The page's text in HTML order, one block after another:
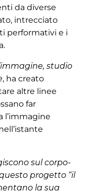
da diverse
intrecciato
performativi e i
studio
, ha creato
altre linee
far
l’immagine
sul corpo-
progetto “il
la sua